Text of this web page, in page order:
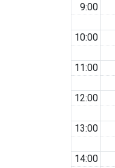
9:00
10:00
11:00
12:00
13:00
14:00